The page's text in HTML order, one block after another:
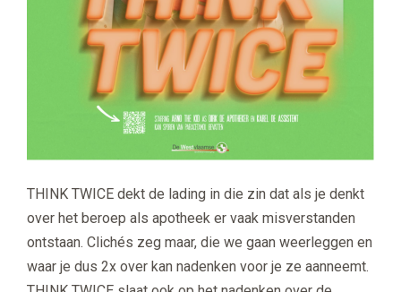
THINK TWICE dekt de lading in die zin dat als je denkt
over het beroep als apotheek er vaak misverstanden
ontstaan. Clichés zeg maar, die we gaan weerleggen en
waar je dus 2x over kan nadenken voor je ze aanneemt.